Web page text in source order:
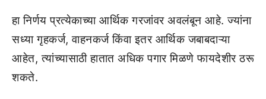
हा निर्णय प्रत्येकाच्या आर्थिक गरजांवर अवलंबून आहे. ज्यांना
सध्या गृहकर्ज, वाहनकर्ज किंवा इतर आर्थिक जबाबदाऱ्या
आहेत, त्यांच्यासाठी हातात अधिक पगार मिळणे फायदेशीर ठरू
शकते.